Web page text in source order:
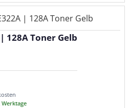
128A Toner Gelb